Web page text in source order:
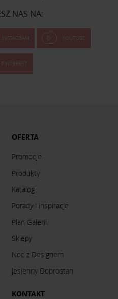
NAS NA:
INSTAGRAM YOUTUBE
PINTEREST
OFERTA
Promocje
Produkty
Katalog
Porady i inspiracje
Plan Galerii
Sklepy
Noc z Designem
Jesienny Dobrostan
KONTAKT